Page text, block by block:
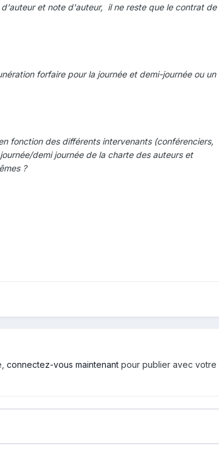
et note d'auteur, il ne reste que le contrat de
forfaire pour la journée et demi-journée ou un
fonction des différents intervenants (conférenciers,
demi journée de la charte des auteurs et
?
connectez-vous maintenant pour publier avec votre